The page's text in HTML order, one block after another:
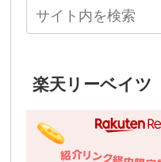
楽天リーベイツ